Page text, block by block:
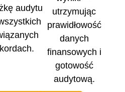
audytu
utrzymując
prawidłowość
danych
finansowych i
gotowość
audytową.